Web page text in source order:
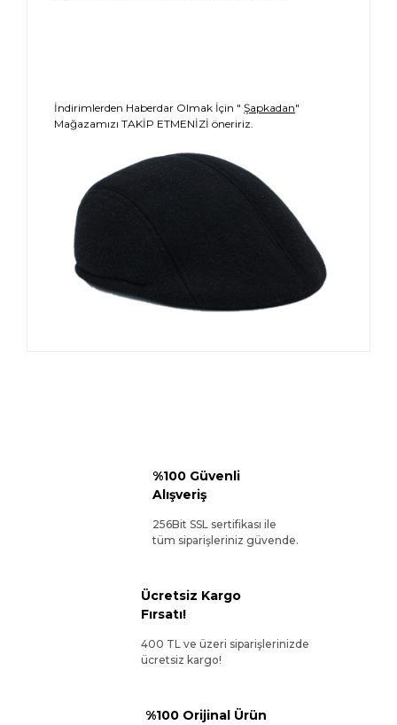
İndirimlerden Haberdar Olmak İçin " Şapkadan"
Mağazamızı TAKİP ETMENİZİ öneririz.
%100 Güvenli
Alışveriş
256Bit SSL sertifikası ile
tüm siparişleriniz güvende.
Ücretsiz Kargo
Fırsatı!
400 TL ve üzeri siparişlerinizde
ücretsiz kargo!
%100 Orijinal Ürün